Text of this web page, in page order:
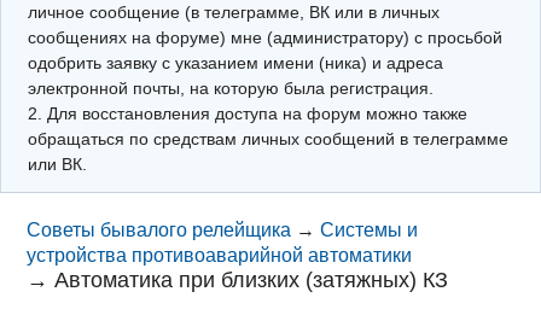
Фотохостинг
Телеграм
личное сообщение (в телеграмме, ВК или в личных
сообщениях на форуме) мне (администратору) с просьбой
одобрить заявку с указанием имени (ника) и адреса
электронной почты, на которую была регистрация.
2. Для восстановления доступа на форум можно также
обращаться по средствам личных сообщений в телеграмме
или ВК.
Советы бывалого релейщика →Системы и
устройства противоаварийной автоматики
→Автоматика при близких (затяжных) КЗ